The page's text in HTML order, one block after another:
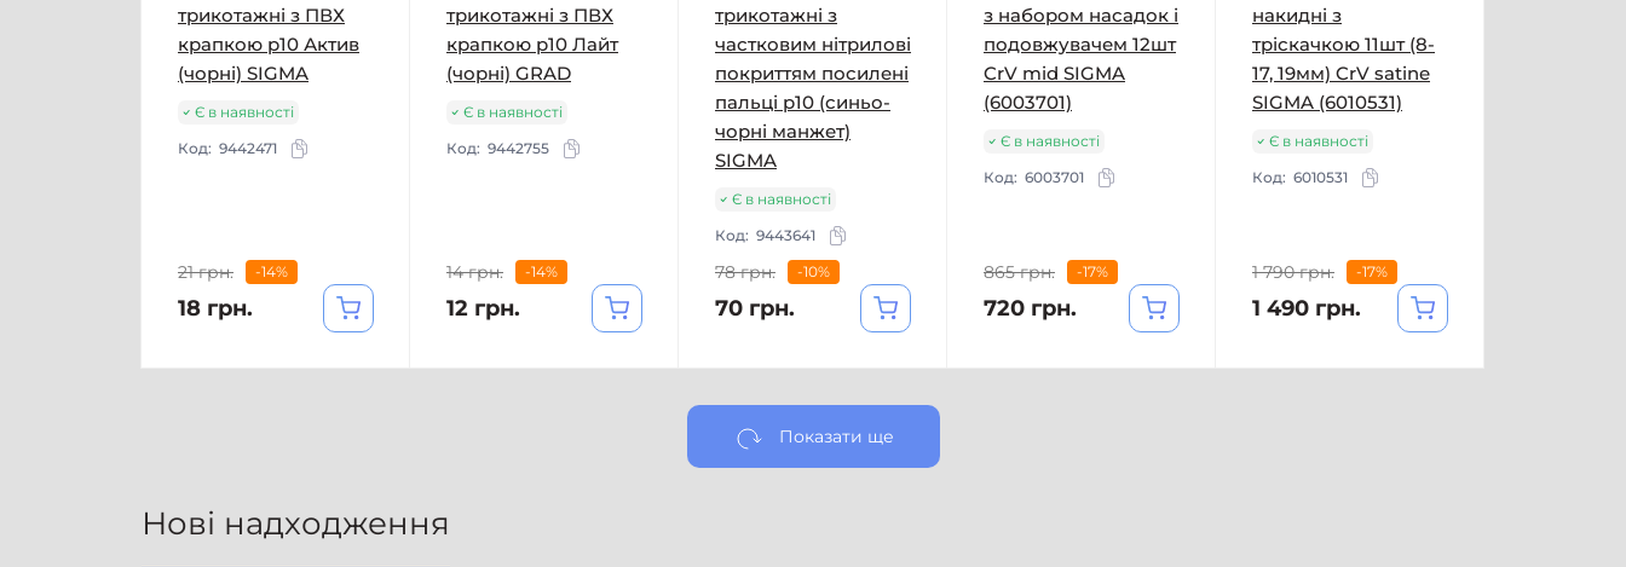
трикотажні з ПВХ
крапкою р10 Актив
(чорні) SIGMA
Є в наявності
Код: 9442471
21 грн. -14%
18 грн.
трикотажні з ПВХ
крапкою р10 Лайт
(чорні) GRAD
Є в наявності
Код: 9442755
14 грн. -14%
12 грн.
трикотажні з
частковим нітрилові
покриттям посилені
пальці р10 (синьо-
чорні манжет)
SIGMA
Є в наявності
Код: 9443641
78 грн. -10%
70 грн.
з набором насадок і
подовжувачем 12шт
CrV mid SIGMA
(6003701)
Є в наявності
Код: 6003701
865 грн. -17%
720 грн.
накидні з
тріскачкою 11шт (8-
17, 19мм) CrV satine
SIGMA (6010531)
Є в наявності
Код: 6010531
1 790 грн. -17%
1 490 грн.
Показати ще
Нові надходження